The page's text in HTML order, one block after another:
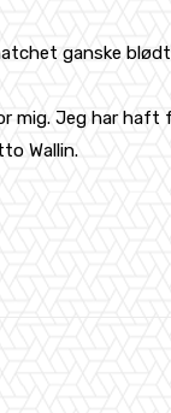
ganske
Jeg har haft
Wallin.